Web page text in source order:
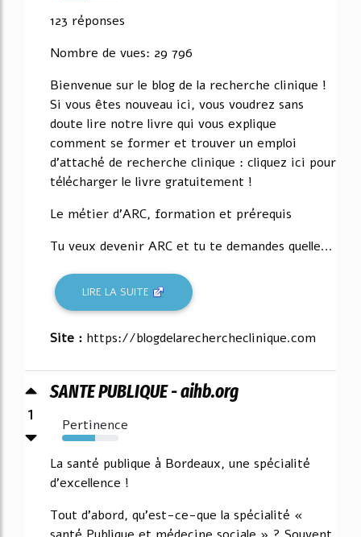
123 réponses
Nombre de vues: 29 796
Bienvenue sur le blog de la recherche clinique !
Si vous êtes nouveau ici, vous voudrez sans
doute lire notre livre qui vous explique
comment se former et trouver un emploi
d'attaché de recherche clinique : cliquez ici pour
télécharger le livre gratuitement !
Le métier d'ARC, formation et prérequis
Tu veux devenir ARC et tu te demandes quelle...
LIRE LA SUITE
Site : https://blogdelarechercheclinique.com
1
SANTE PUBLIQUE - aihb.org
Pertinence
59%
La santé publique à Bordeaux, une spécialité
d'excellence !
Tout d'abord, qu'est-ce-que la spécialité «